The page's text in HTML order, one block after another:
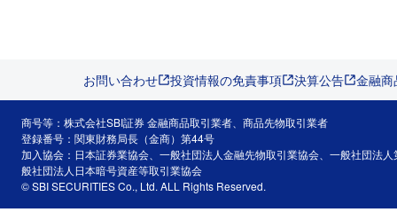
お問い合わせ 投資情報の免責事項 決算公告 金融
商号等：株式会社SBI証券 金融商品取引業者、商品先物取引業者
登録番号：関東財務局長（金商）第44号
加入協会：日本証券業協会、一般社団法人金融先物取引業協会、一般社団法
般社団法人日本暗号資産等取引業協会
© SBI SECURITIES Co., Ltd. ALL Rights Reserved.